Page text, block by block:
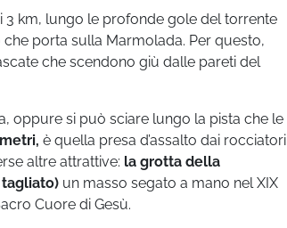
km, lungo le profonde gole del torrente
che porta sulla Marmolada. Per questo,
che scendono giù dalle pareti del
oppure si può sciare lungo la pista che le
è quella presa d’assalto dai rocciatori
altre attrattive: la grotta della
un masso segato a mano nel XIX
Cuore di Gesù.